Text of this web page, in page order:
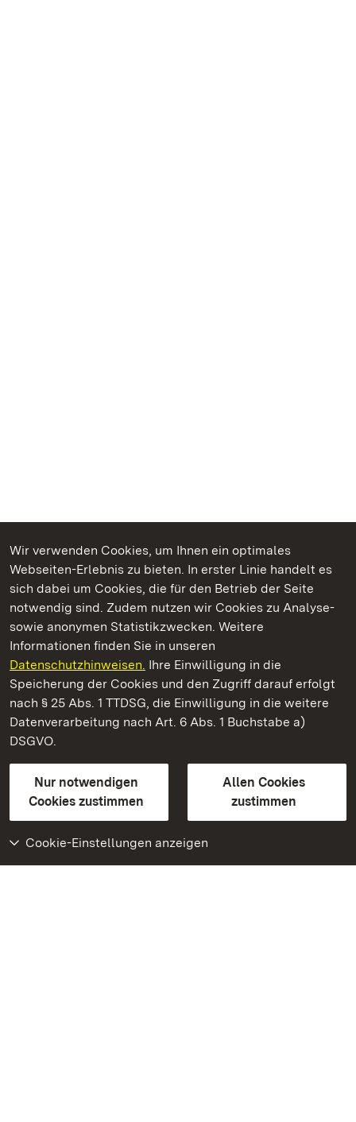
Wir verwenden Cookies, um Ihnen ein optimales
Webseiten-Erlebnis zu bieten. In erster Linie handelt es
sich dabei um Cookies, die für den Betrieb der Seite
notwendig sind. Zudem nutzen wir Cookies zu Analyse-
sowie anonymen Statistikzwecken. Weitere
Informationen finden Sie in unseren
Datenschutzhinweisen. Ihre Einwilligung in die
Speicherung der Cookies und den Zugriff darauf erfolgt
nach § 25 Abs. 1 TTDSG, die Einwilligung in die weitere
Datenverarbeitung nach Art. 6 Abs. 1 Buchstabe a)
DSGVO.
Nur notwendigen
Cookies zustimmen
Allen Cookies
zustimmen
Cookie-Einstellungen anzeigen
Kommen. Staunen. Genießen.
Staatliche Schlösser und Gärten Baden‑Württemberg
Staatliche Schlösser und Gärten Baden-Württemberg
Kontakt
GebärdenspracheLeichte Sprache
Erklärung zur Barrierefreiheit
BITV-konform (geprüfte Seiten)
Weiteres